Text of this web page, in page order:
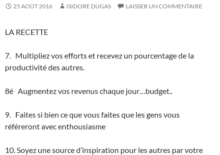
25 AOÛT 2016 ISIDORE DUGAS LAISSER UN COMMENTAIRE
LA RECETTE
7. Multipliez vos efforts et recevez un pourcentage de la
productivité des autres.
8é Augmentez vos revenus chaque jour…budget..
9. Faites si bien ce que vous faites que les gens vous
référeront avec enthousiasme
10. Soyez une source d’inspiration pour les autres par votre